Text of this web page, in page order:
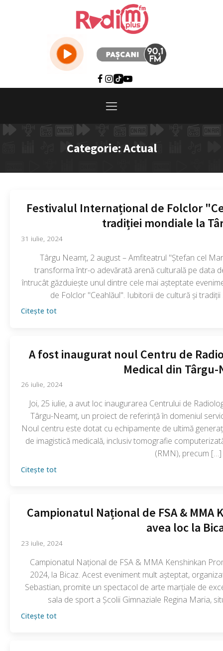
Categorie:Actual
Festivalul Internațional de Folclor
tradiției mondiale la
31 iulie, 2024
Târgu Neamț, 2 august – Amfiteatrul "Ștefan cel
transforma într-o adevărată arenă culturală pe data
întrucât găzduiește unul dintre cele mai așteptate
de Folclor "Ceahlăul". Iubitorii de cultură și
Citește tot
A fost inaugurat noul Centru de
Medical din Târgu-
26 iulie, 2024
Joi, 25 iulie, a avut loc inaugurarea Centrului de
Târgu-Neamț, un proiect de referință în domeniul
Noul centru este dotat cu echipamente de ultimă
de imagistică medicală, inclusiv tomografie
(RMN), precum […]
Citește tot
Campionatul Național de FSA & MMA
avea loc la
23 iulie, 2024
Campionatul Național de FSA & MMA Kenshinkan
2024, la Bicaz. Acest eveniment mult așteptat,
Sebastian, promite un spectacol de arte marțiale de
sala de sport a Școlii Gimnaziale Regina Maria,
Citește tot